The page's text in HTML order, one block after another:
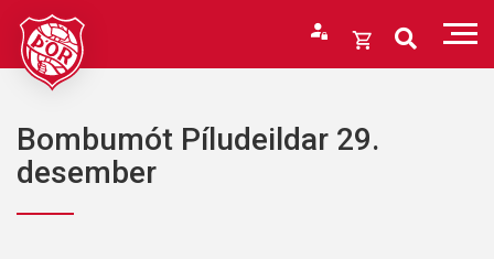
Fara
efni
Opna
Karfan þín
Karfan er tóm.
Bombumót Píludeildar 29.
desember